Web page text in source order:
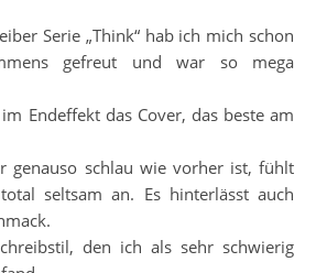
Serie „Think“ hab ich mich schon
gefreut und war so mega
Endeffekt das Cover, das beste am
genauso schlau wie vorher ist, fühlt
seltsam an. Es hinterlässt auch
den ich als sehr schwierig